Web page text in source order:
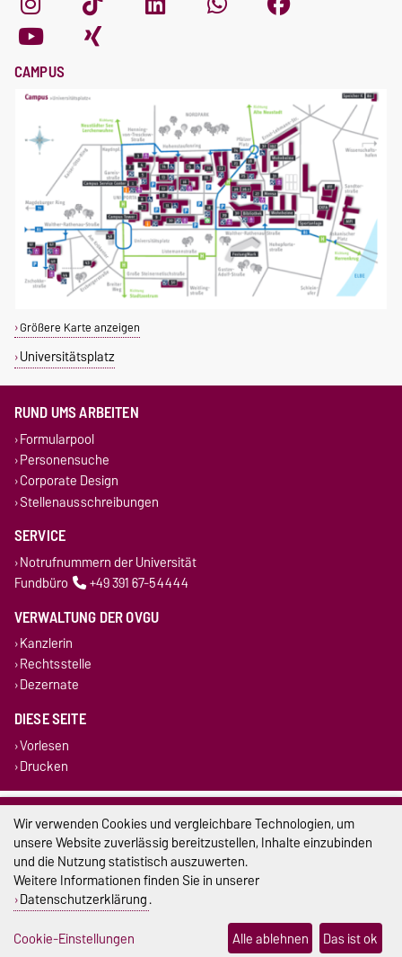
CAMPUS
Größere Karte anzeigen
Universitätsplatz
RUND UMS ARBEITEN
Formularpool
Personensuche
Corporate Design
Stellenausschreibungen
SERVICE
Notrufnummern der Universität
Fundbüro
+49 391 67-54444
VERWALTUNG DER OVGU
Kanzlerin
Rechtsstelle
Dezernate
DIESE SEITE
Vorlesen
Drucken
Impressum
Datenschutz
Barrierefreiheit
Cookie-Einstellungen
Wir verwenden Cookies und vergleichbare Technologien, um
unsere Website zuverlässig bereitzustellen, Inhalte einzubinden
und die Nutzung statistisch auszuwerten.
Weitere Informationen finden Sie in unserer
Datenschutzerklärung.
Cookie-Einstellungen
Alle ablehnen Das ist ok